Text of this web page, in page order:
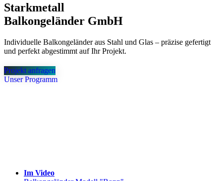
Starkmetall
Balkongeländer GmbH
Individuelle Balkongeländer aus Stahl und Glas – präzise gefertigt
und perfekt abgestimmt auf Ihr Projekt.
Projekt anfragen
Unser Programm
Im Video